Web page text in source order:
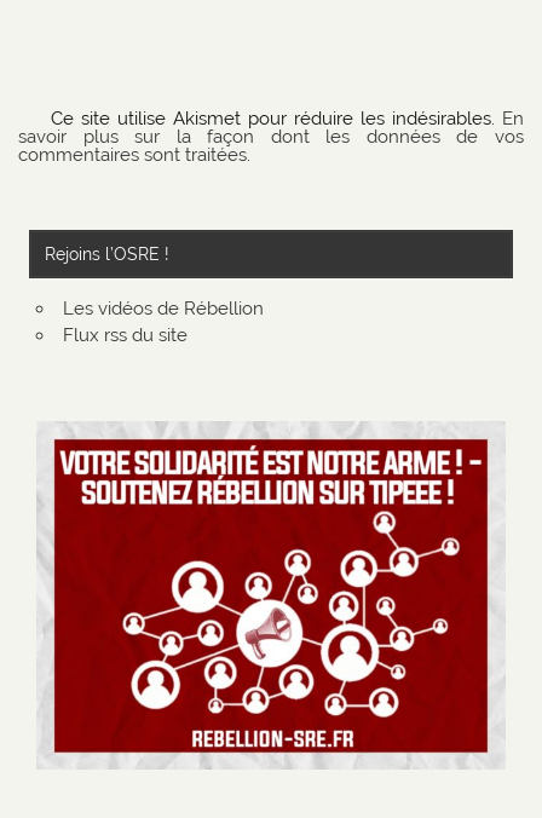
Ce site utilise Akismet pour réduire les indésirables. En
savoir plus sur la façon dont les données de vos
commentaires sont traitées.
Rejoins l’OSRE !
Les vidéos de Rébellion
Flux rss du site